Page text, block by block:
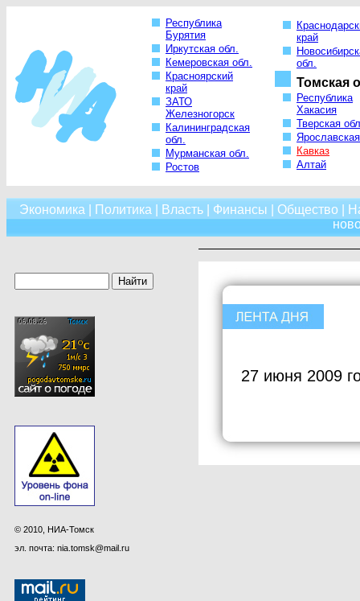
Республика
Бурятия
Иркутская обл.
Кемеровская обл.
Красноярский
край
ЗАТО
Железногорск
Калининградская
обл.
Мурманская обл.
Ростов
край
обл.
Томская
Республика
Хакасия
Тверская
Кавказ
Алтай
Экономика Политика Власть| Финансы Общество
© 2010, НИА-Томск
эл. почта: nia.tomsk@mail.ru
27 июня 2009